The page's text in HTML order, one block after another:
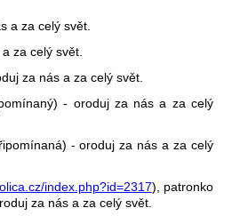
a za celý svět.
za celý svět.
za nás a za celý svět.
- oroduj za nás a za celý
- oroduj za nás a za celý
index.php?id=2317), patronko
za nás a za celý svět.